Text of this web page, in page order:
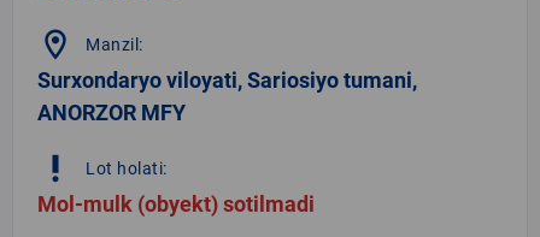
location_on Manzil:
Surxondaryo viloyati, Sariosiyo tumani,
ANORZOR MFY
priority_high Lot holati:
Mol-mulk (obyekt) sotilmadi